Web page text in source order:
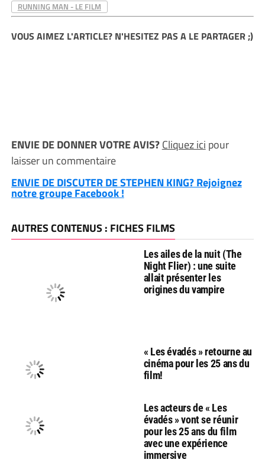
RUNNING MAN - LE FILM
VOUS AIMEZ L'ARTICLE? N'HESITEZ PAS A LE PARTAGER ;)
ENVIE DE DONNER VOTRE AVIS?Cliquez ici pour
laisser un commentaire
ENVIE DE DISCUTER DE STEPHEN KING? Rejoignez
notre groupe Facebook !
AUTRES CONTENUS : FICHES FILMS
Les ailes de la nuit (The
Night Flier) : une suite
allait présenter les
origines du vampire
« Les évadés » retourne au
cinéma pour les 25 ans du
film!
Les acteurs de « Les
évadés » vont se réunir
pour les 25 ans du film
avec une expérience
immersive